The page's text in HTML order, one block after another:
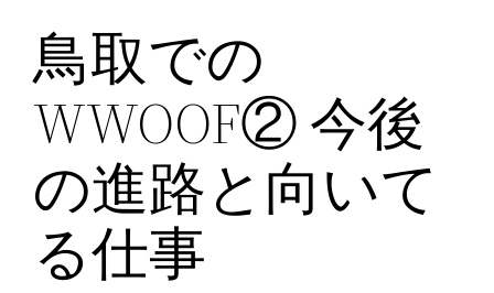
鳥取での
WWOOF② 今後
の進路と向いて
る仕事